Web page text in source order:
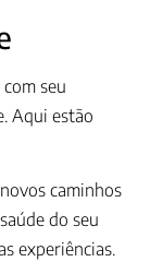
seu
Aqui estão
caminhos
do seu
experiências.